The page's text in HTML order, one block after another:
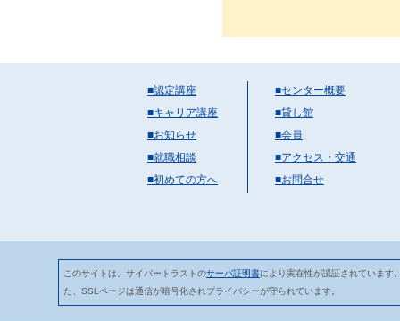
■認定講座
■キャリア講座
■お知らせ
■就職相談
■初めての方へ
■センター概要
■貸し館
■会員
■アクセス・交通
■お問合せ
このサイトは、サイバートラストのサーバ証明書により実在性が認証されています
た、SSLページは通信が暗号化されプライバシーが守られています。